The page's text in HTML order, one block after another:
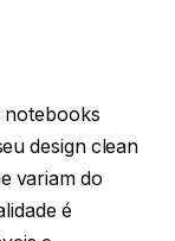
notebooks
design clean
variam do
é